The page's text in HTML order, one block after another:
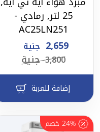
25 لتر, رمادي -
AC25LN251
2,659 جنية
3,800 جنية
إضافة للعربة
24% خصم